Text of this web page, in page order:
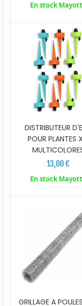
En stock
DISTRIBUTEUR
POUR PLANTES
13,00 €
En stock
GRILLAGE A